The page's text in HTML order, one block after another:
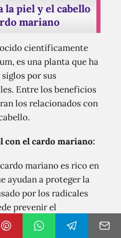
la piel y el cabello
mariano
científicamente
es una planta que ha
por sus
Entre los beneficios
los relacionados con
con el cardo mariano:
mariano es rico en
ayudan a proteger la
por los radicales
prevenir el
y mantener la